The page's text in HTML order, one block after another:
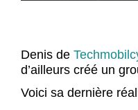
Denis de
d’ailleurs créé un
Voici sa dernière